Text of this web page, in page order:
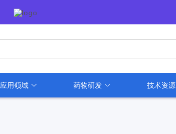
应用领域 药物研发 技术资源